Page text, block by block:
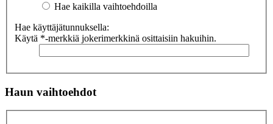
Hae kaikilla vaihtoehdoilla
Hae käyttäjätunnuksella:
Käytä *-merkkiä jokerimerkkinä osittaisiin hakuihin.
Haun vaihtoehdot